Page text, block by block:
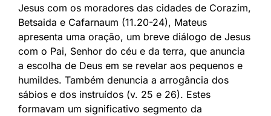
Jesus com os moradores das cidades de Corazim,
Betsaida e Cafarnaum (11.20-24), Mateus
apresenta uma oração, um breve diálogo de Jesus
com o Pai, Senhor do céu e da terra, que anuncia
a escolha de Deus em se revelar aos pequenos e
humildes. Também denuncia a arrogância dos
sábios e dos instruídos (v. 25 e 26). Estes
formavam um significativo segmento da